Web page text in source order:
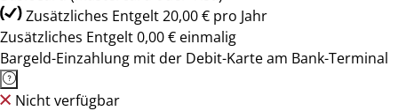
Zusätzliches Entgelt 20,00 € pro Jahr
Zusätzliches Entgelt 0,00 € einmalig
Bargeld-Einzahlung mit der Debit-Karte am Bank-Terminal
Nicht verfügbar